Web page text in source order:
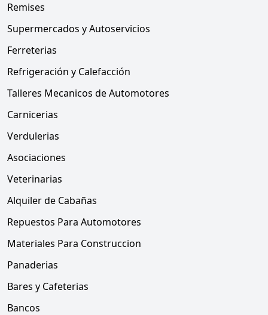
Remises
Supermercados y Autoservicios
Ferreterias
Refrigeración y Calefacción
Talleres Mecanicos de Automotores
Carnicerias
Verdulerias
Asociaciones
Veterinarias
Alquiler de Cabañas
Repuestos Para Automotores
Materiales Para Construccion
Panaderias
Bares y Cafeterias
Bancos